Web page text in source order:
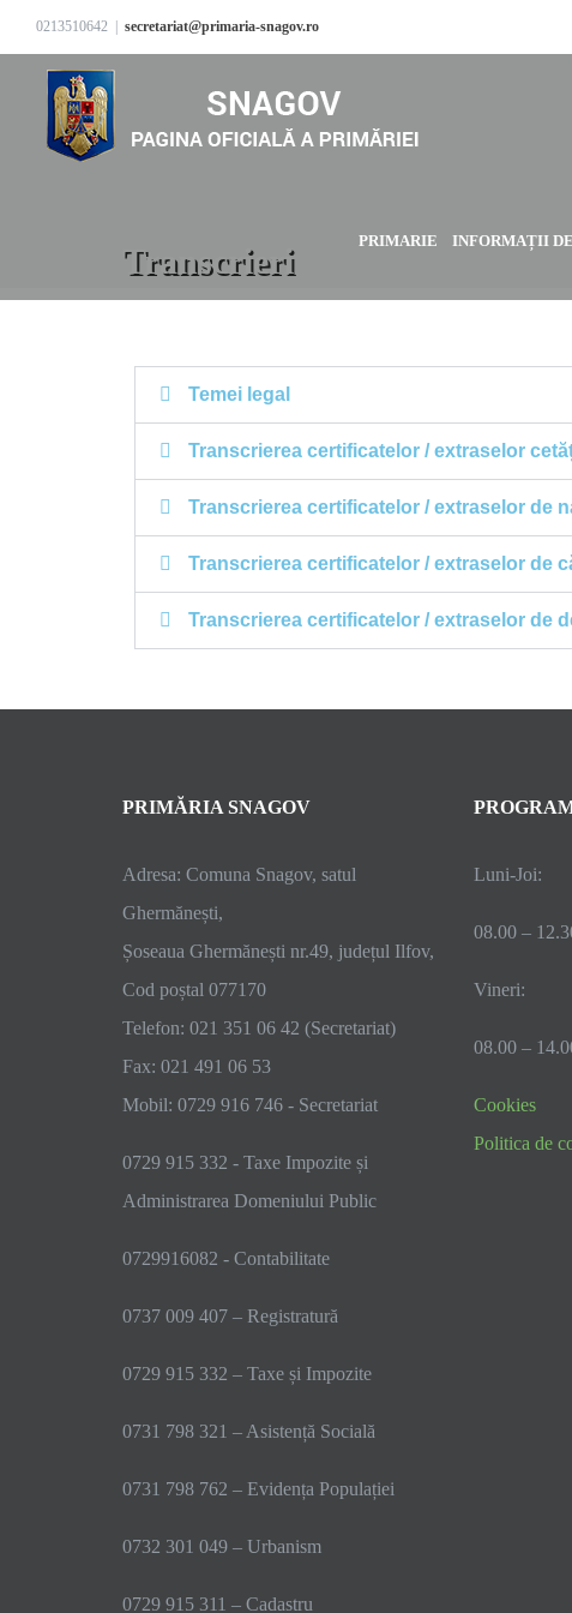
0213510642 secretariat@primaria-snagov.ro
PRIMARIE INFORMAȚII
Transcrieri
Temei legal
Transcrierea certificatelor / extraselor
Transcrierea certificatelor / extraselor de
Transcrierea certificatelor / extraselor de
Transcrierea certificatelor / extraselor de
PRIMĂRIA SNAGOV
Adresa: Comuna Snagov, satul
Ghermănești,
Șoseaua Ghermănești nr.49, județul Ilfov,
Cod poștal 077170
Telefon: 021 351 06 42 (Secretariat)
Fax: 021 491 06 53
Mobil: 0729 916 746 - Secretariat
0729 915 332 - Taxe Impozite și
Administrarea Domeniului Public
0729916082 - Contabilitate
0737 009 407 – Registratură
0729 915 332 – Taxe și Impozite
0731 798 321 – Asistență Socială
0731 798 762 – Evidența Populației
0732 301 049 – Urbanism
0729 915 311 – Cadastru
Luni-Joi:
08.00 –
Vineri:
08.00 –
Cookies
Politica de